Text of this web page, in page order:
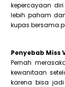
kepercayaan
lebih paham
kupas bersama
Penyebab Miss
Pernah
kewanitaan
karena bisa